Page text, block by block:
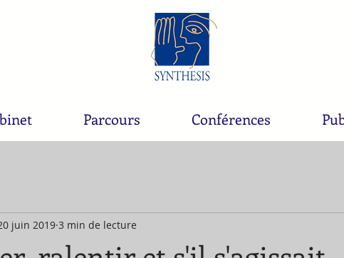
Parcours Conférences
juin 2019 3 min de lecture